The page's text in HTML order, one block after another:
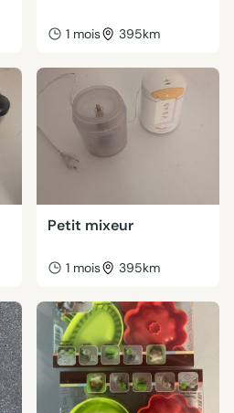
1 mois 395km
Petit mixeur
1 mois 395km